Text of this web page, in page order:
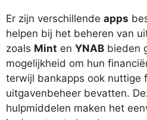
Er zijn verschillende apps
helpen bij het beheren van
zoals Mint en YNAB bieden
mogelijkheid om hun
terwijl bankapps ook nuttige
uitgavenbeheer bevatten.
hulpmiddelen maken het